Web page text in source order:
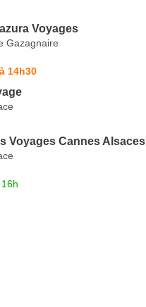
Voyages
Gazagnaire
14h30
Voyages Cannes Alsaces